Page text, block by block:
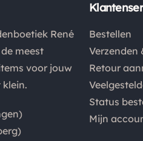
René
meest
voor jouw
Bestellen
Verzenden
Retour
Status
Mijn